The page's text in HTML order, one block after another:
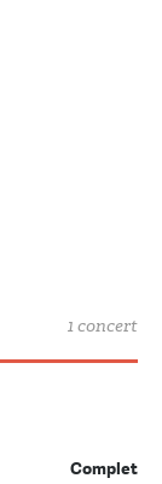
1 concert
Complet